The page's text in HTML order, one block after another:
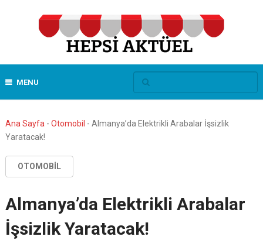
MENU
Ana Sayfa - Otomobil - Almanya’da Elektrikli Arabalar İşsizlik
Yaratacak!
OTOMOBIL
Almanya’da Elektrikli Arabalar
İşsizlik Yaratacak!